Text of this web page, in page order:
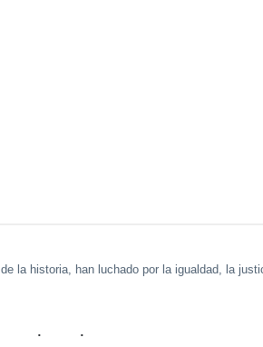
la historia, han luchado por la igualdad, la